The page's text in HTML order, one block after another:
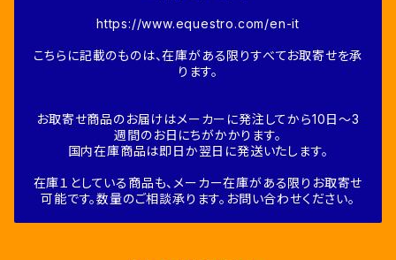
https://www.equestro.com/en-it
こちらに記載のものは、在庫がある限りすべてお取寄せを承
ります。
お取寄せ商品のお届けはメーカーに発注してから10日～3
週間のお日にちがかかります。
国内在庫商品は即日か翌日に発送いたします。
在庫１としている商品も、メーカー在庫がある限りお取寄せ
可能です。数量のご相談承ります。お問い合わせください。